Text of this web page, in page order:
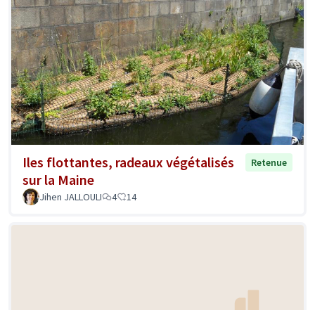
Iles flottantes, radeaux végétalisés
sur la Maine
Retenue
Jihen JALLOULI 4 14